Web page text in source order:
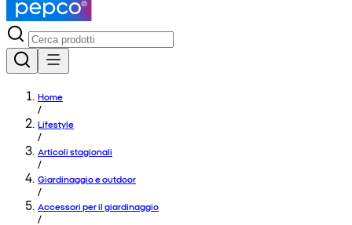
Home
/
Lifestyle
/
Articoli stagionali
/
Giardinaggio e outdoor
/
Accessori per il giardinaggio
/